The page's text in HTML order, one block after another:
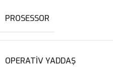
PROSESSOR
OPERATIV YADDAŞ